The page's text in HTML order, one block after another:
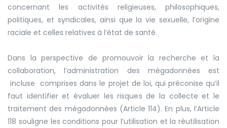
concernant les activités religieuses, philosophiques,
politiques, et syndicales, ainsi que la vie sexuelle, l’origine
raciale et celles relatives à l’état de santé.
Dans la perspective de promouvoir la recherche et la
collaboration, l’administration des mégadonnées est
incluse comprises dans le projet de loi, qui préconise qu’il
faut identifier et évaluer les risques de la collecte et le
traitement des mégadonnées (Article 114). En plus, l’Article
118 souligne les conditions pour l’utilisation et la réutilisation